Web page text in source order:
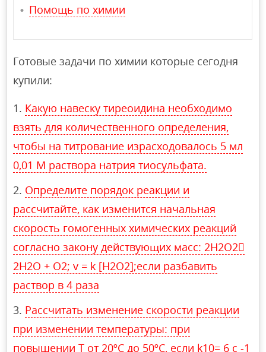
Помощь по химии
Готовые задачи по химии которые сегодня
купили:
Какую навеску тиреоидина необходимо
взять для количественного определения,
чтобы на титрование израсходовалось 5 мл
0,01 М раствора натрия тиосульфата.
Определите порядок реакции и
рассчитайте, как изменится начальная
скорость гомогенных химических реакций
согласно закону действующих масс: 2H2O2
2H2O + O2; v = k [H2O2];если разбавить
раствор в 4 раза
Рассчитать изменение скорости реакции
при изменении температуры: при
повышении Т от 20ºС до 50ºС, если k10= 6 c -1